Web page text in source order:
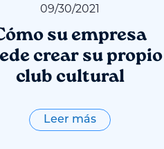
09/30/2021
su empresa
crear su propio
club cultural
Leer más